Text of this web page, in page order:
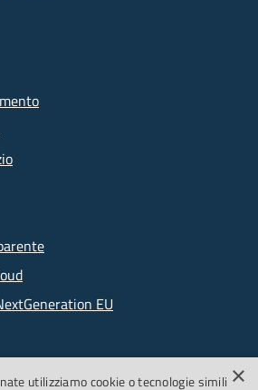
EU
×
utilizziamo cookie o tecnologie simili